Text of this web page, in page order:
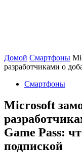
Домой Смартфоны
разработчиками о
Смартфоны
Microsoft
Game Pass:
подпиской